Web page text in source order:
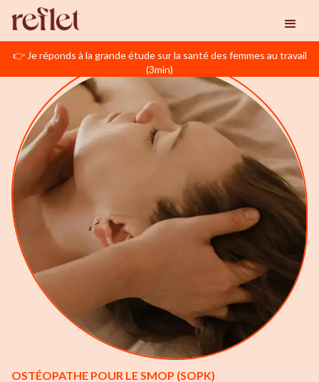
👉 Je réponds à la grande étude sur la santé des femmes au travail
(3min)
OSTÉOPATHE POUR LE SMOP (SOPK)